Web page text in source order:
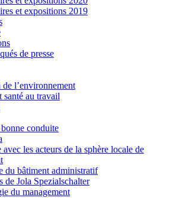
et expositions 2019
de presse
l’environnement
santé au travail
conduite
avec les acteurs de la sphère locale de
du bâtiment administratif
de Jola Spezialschalter
du management